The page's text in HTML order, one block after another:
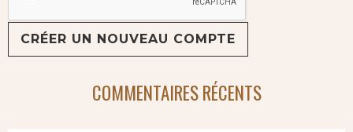
COMMENTAIRES RÉCENTS